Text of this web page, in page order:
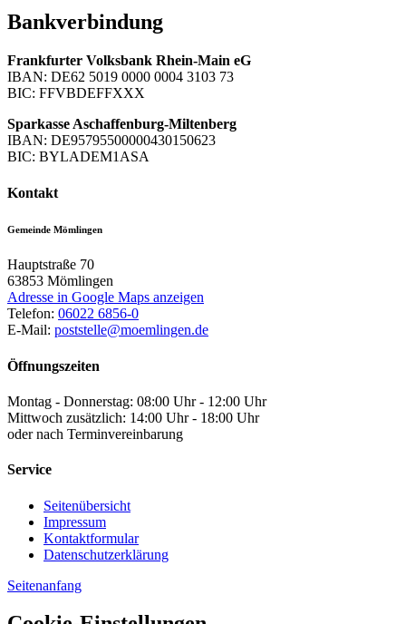
Bankverbindung
Frankfurter Volksbank Rhein-Main eG
IBAN: DE62 5019 0000 0004 3103 73
BIC: FFVBDEFFXXX
Sparkasse Aschaffenburg-Miltenberg
IBAN: DE95795500000430150623
BIC: BYLADEM1ASA
Kontakt
Gemeinde Mömlingen
Hauptstraße 70
63853 Mömlingen
Adresse in Google Maps anzeigen
Telefon: 06022 6856-0
E-Mail: poststelle@moemlingen.de
Öffnungszeiten
Montag - Donnerstag: 08:00 Uhr - 12:00 Uhr
Mittwoch zusätzlich: 14:00 Uhr - 18:00 Uhr
oder nach Terminvereinbarung
Service
Seitenübersicht
Impressum
Kontaktformular
Datenschutzerklärung
Seitenanfang